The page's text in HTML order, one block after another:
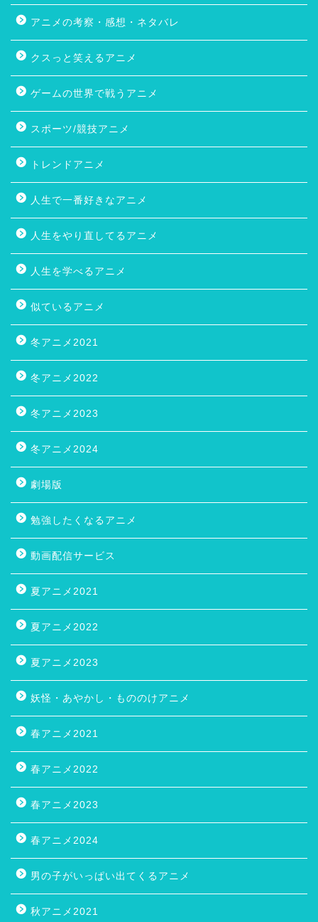
アニメの考察・感想・ネタバレ
クスっと笑えるアニメ
ゲームの世界で戦うアニメ
スポーツ/競技アニメ
トレンドアニメ
人生で一番好きなアニメ
人生をやり直してるアニメ
人生を学べるアニメ
似ているアニメ
冬アニメ2021
冬アニメ2022
冬アニメ2023
冬アニメ2024
劇場版
勉強したくなるアニメ
動画配信サービス
夏アニメ2021
夏アニメ2022
夏アニメ2023
妖怪・あやかし・もののけアニメ
春アニメ2021
春アニメ2022
春アニメ2023
春アニメ2024
男の子がいっぱい出てくるアニメ
秋アニメ2021